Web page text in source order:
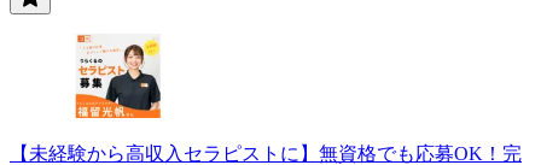
【未経験から高収入セラピストに】無資格でも応募OK！完